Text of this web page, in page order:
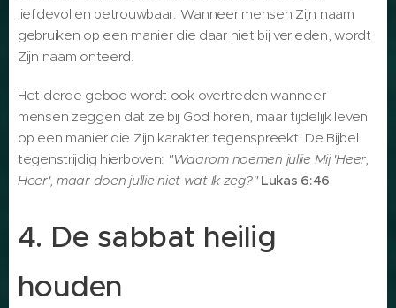
liefdevol en betrouwbaar. Wanneer mensen Zijn naam
gebruiken op een manier die daar niet bij verleden, wordt
Zijn naam onteerd.
Het derde gebod wordt ook overtreden wanneer
mensen zeggen dat ze bij God horen, maar tijdelijk leven
op een manier die Zijn karakter tegenspreekt. De Bijbel
tegenstrijdig hierboven: "Waarom noemen jullie Mij 'Heer,
Heer', maar doen jullie niet wat Ik zeg?" Lukas 6:46
4. De sabbat heilig
houden